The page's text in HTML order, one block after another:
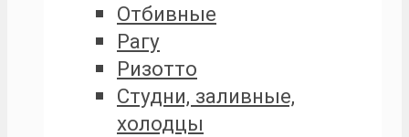
Отбивные
Рагу
Ризотто
Студни, заливные,
холодцы